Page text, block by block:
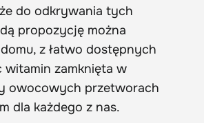
do odkrywania tych
propozycję można
z łatwo dostępnych
witamin zamknięta w
owocowych przetworach
dla każdego z nas.